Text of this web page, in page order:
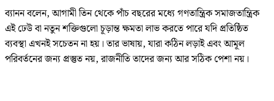
ব্যানন বলেন, আগামী তিন থেকে পাঁচ বছরের মধ্যে গণতান্ত্রিক সমাজতান্ত্রিক
এই ঢেউ বা নতুন শক্তিগুলো চূড়ান্ত ক্ষমতা লাভ করতে পারে যদি প্রতিষ্ঠিত
ব্যবস্থা এখনই সচেতন না হয়। তার ভাষায়, যারা কঠিন লড়াই এবং আমূল
পরিবর্তনের জন্য প্রস্তুত নয়, রাজনীতি তাদের জন্য আর সঠিক পেশা নয়।